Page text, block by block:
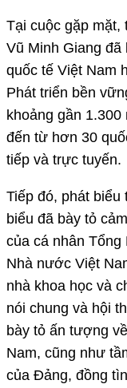
Tại cuộc gặp mặt,
Vũ Minh Giang
quốc tế Việt Nam
Phát triển bền
khoảng gần
đến từ hơn 30
tiếp và trực tuyến.
Tiếp đó, phát biểu
biểu đã bày tỏ
của cá nhân
Nhà nước Việt
nhà khoa học và
nói chung và hội
bày tỏ ấn tượng
Nam, cũng như
của Đảng, đồng